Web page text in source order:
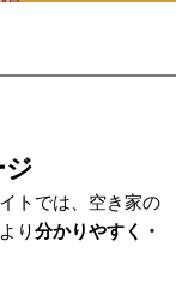
ジ
トでは、空き家の
り分かりやすく・